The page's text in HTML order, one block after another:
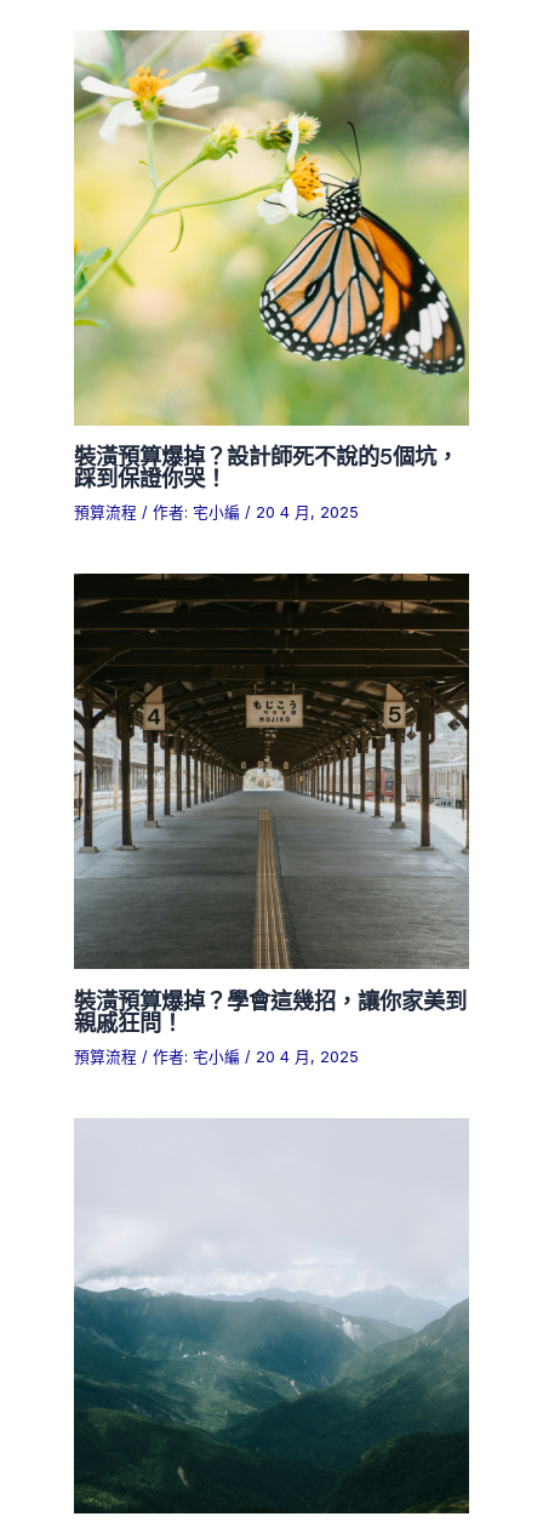
裝潢預算爆掉？設計師死不說的5個坑，
踩到保證你哭！
預算流程 / 作者: 宅小編 / 20 4 月, 2025
裝潢預算爆掉？學會這幾招，讓你家美到
親戚狂問！
預算流程 / 作者: 宅小編 / 20 4 月, 2025